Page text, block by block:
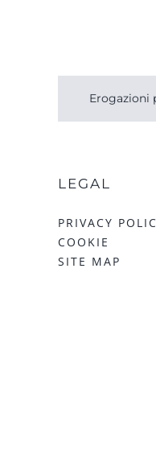
Erogazioni
LEGAL
PRIVACY
COOKIE
SITE MAP